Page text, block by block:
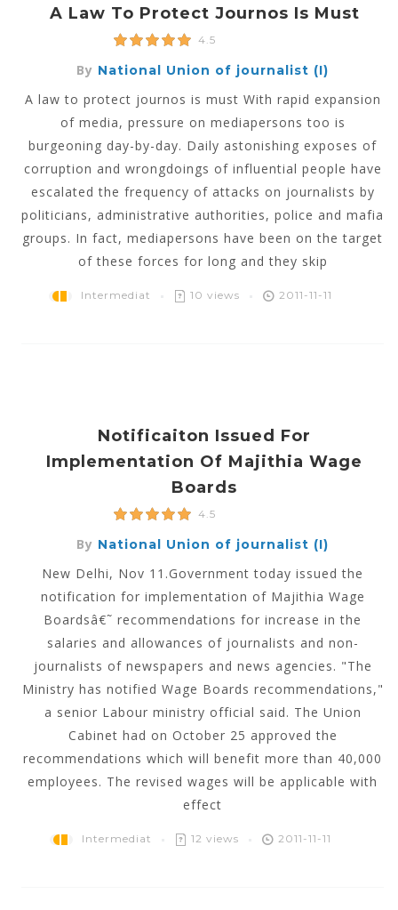
A Law To Protect Journos Is Must
4.5
By National Union of journalist (I)
A law to protect journos is must With rapid expansion
of media, pressure on mediapersons too is
burgeoning day-by-day. Daily astonishing exposes of
corruption and wrongdoings of influential people have
escalated the frequency of attacks on journalists by
politicians, administrative authorities, police and mafia
groups. In fact, mediapersons have been on the target
of these forces for long and they skip
Intermediat 10 views 2011-11-11
Notificaiton Issued For
Implementation Of Majithia Wage
Boards
4.5
By National Union of journalist (I)
New Delhi, Nov 11.Government today issued the
notification for implementation of Majithia Wage
Boardsâ€˜ recommendations for increase in the
salaries and allowances of journalists and non-
journalists of newspapers and news agencies. "The
Ministry has notified Wage Boards recommendations,"
a senior Labour ministry official said. The Union
Cabinet had on October 25 approved the
recommendations which will benefit more than 40,000
employees. The revised wages will be applicable with
effect
Intermediat 12 views 2011-11-11